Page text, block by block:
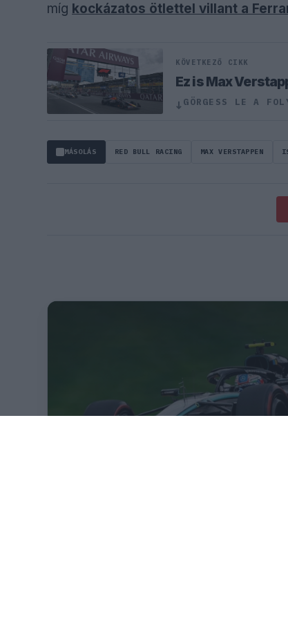
míg kockázatos ötlettel villant a
KÖVETKEZŐ CIKK
Ez is Max
↓ GÖRGESS LE A
MÁSOLÁS RED BULL RACING MAX VERSTAPPEN